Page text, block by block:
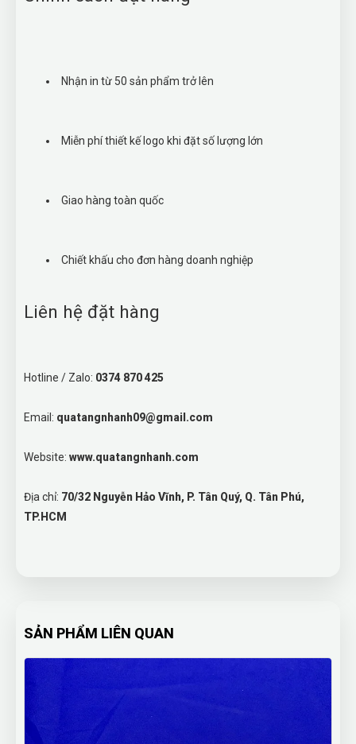
Nhận in từ 50 sản phẩm trở lên
Miễn phí thiết kế logo khi đặt số lượng lớn
Giao hàng toàn quốc
Chiết khấu cho đơn hàng doanh nghiệp
Liên hệ đặt hàng
Hotline / Zalo: 0374 870 425
Email: quatangnhanh09@gmail.com
Website: www.quatangnhanh.com
Địa chỉ: 70/32 Nguyễn Hảo Vĩnh, P. Tân Quý, Q. Tân Phú,
TP.HCM
SẢN PHẨM LIÊN QUAN